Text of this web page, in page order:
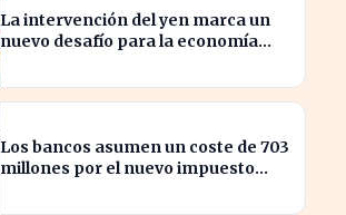
La intervención del yen marca un
nuevo desafío para la economía
Los bancos asumen un coste de 703
millones por el nuevo impuesto